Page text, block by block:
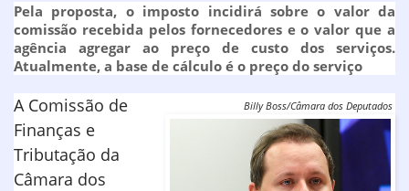
Pela proposta, o imposto incidirá sobre o valor da
comissão recebida pelos fornecedores e o valor que a
agência agregar ao preço de custo dos serviços.
Atualmente, a base de cálculo é o preço do serviço
Billy Boss/Câmara dos Deputados
A Comissão de
Finanças e
Tributação da
Câmara dos